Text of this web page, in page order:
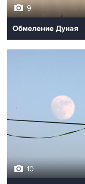
9
Обмеление Дуная
10